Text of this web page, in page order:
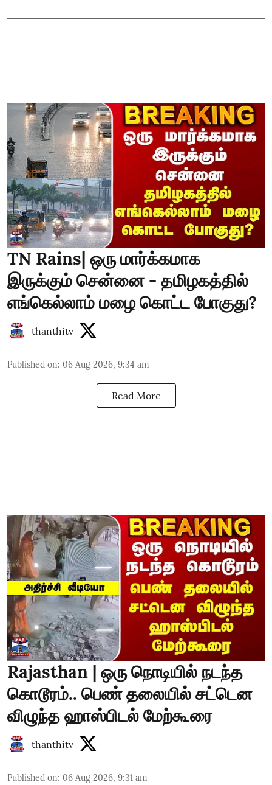
TN Rains| ஒரு மார்க்கமாக
இருக்கும் சென்னை - தமிழகத்தில்
எங்கெல்லாம் மழை கொட்ட போகுது?
thanthitv
Published on: 06 Aug 2026, 9:34 am
Read More
Rajasthan | ஒரு நொடியில் நடந்த
கொடூரம்.. பெண் தலையில் சட்டென
விழுந்த ஹாஸ்பிடல் மேற்கூரை
thanthitv
Published on: 06 Aug 2026, 9:31 am